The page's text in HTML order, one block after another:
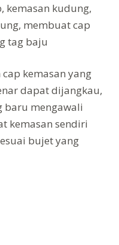
kemasan kudung,
membuat cap
tag baju
kemasan yang
dapat dijangkau,
baru mengawali
kemasan sendiri
bujet yang